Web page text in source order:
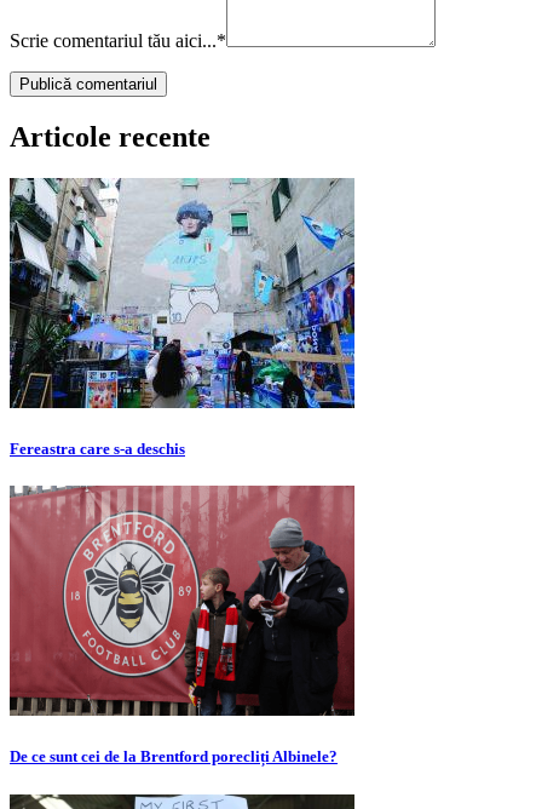
Scrie comentariul tău aici...*
Articole recente
Fereastra care s-a deschis
De ce sunt cei de la Brentford porecliți Albinele?